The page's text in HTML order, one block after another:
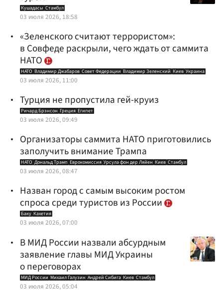
Кушадасы Стамбул
03 июля 2026, 18:58
«Зеленского считают террористом»:
в Совфеде раскрыли, чего ждать от саммита
НАТО
НАТО Владимир Джабаров Совет Федерации Владимир Зеленский Киев Украина
03 июля 2026, 11:00
Турция не пропустила гей-круиз
Ричард Брэнсон Греция Египет
03 июля 2026, 09:49
Организаторы саммита НАТО приготовились
заполучить внимание Трампа
НАТО Дональд Трамп Еврокомиссия Урсула фон дер Ляйен Киев Стамбул
03 июля 2026, 08:47
Назван город с самым высоким ростом
спроса среди туристов из России
Баку Кахетия
03 июля 2026, 07:00
В МИД России назвали абсурдным
заявление главы МИД Украины
о переговорах
МИД России Михаил Галузин Андрей Сибига Киев Стамбул
03 июля 2026, 05:04